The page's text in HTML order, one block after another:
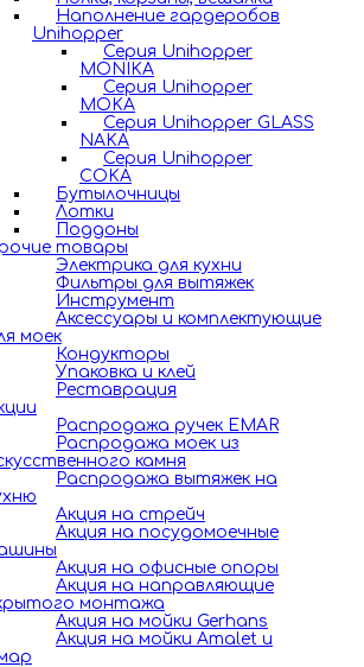
Наполнение гардеробов
Unihopper
Серия Unihopper
MONIKA
Серия Unihopper
MOKA
Серия Unihopper GLASS
NAKA
Серия Unihopper
COKA
Бутылочницы
Лотки
Поддоны
товары
Электрика для кухни
Фильтры для вытяжек
Инструмент
Аксессуары и комплектующие
моек
Кондукторы
Упаковка и клей
Реставрация
Распродажа ручек EMAR
Распродажа моек из
камня
Распродажа вытяжек на
Акция на стрейч
Акция на посудомоечные
Акция на офисные опоры
Акция на направляющие
монтажа
Акция на мойки Gerhans
Акция на мойки Amalet и